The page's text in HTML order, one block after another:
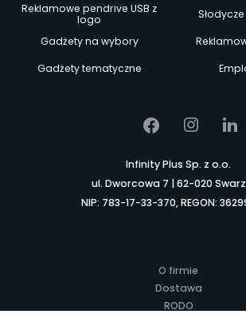
Reklamowe pendrive USB z
logo
Gadżety na wybory
Gadżety tematyczne
Infinity Plus Sp. z o.o.
ul. Dworcowa 7 | 62-020
NIP: 783-17-33-370, REGON:
O firmie
Dostawa
RODO